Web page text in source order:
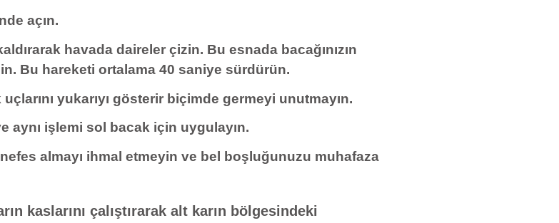
açın.
havada daireler çizin. Bu esnada bacağınızın
Bu hareketi ortalama 40 saniye sürdürün.
uçlarını yukarıyı gösterir biçimde germeyi unutmayın.
aynı işlemi sol bacak için uygulayın.
almayı ihmal etmeyin ve bel boşluğunuzu muhafaza
kaslarını çalıştırarak alt karın bölgesindeki